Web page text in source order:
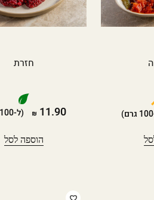
חזרת
11.90 (ל-100 גרם)
הוספה לסל